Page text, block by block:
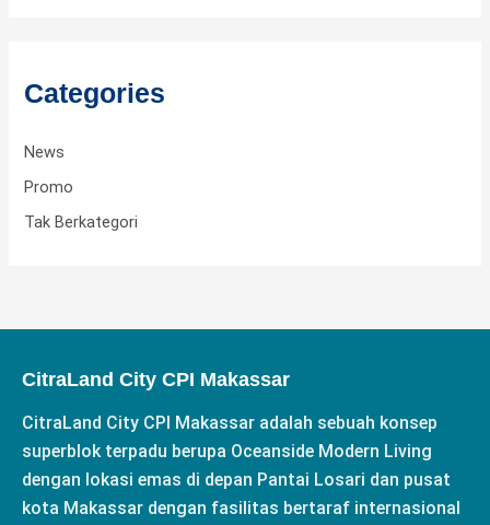
Categories
News
Promo
Tak Berkategori
CitraLand City CPI Makassar
CitraLand City CPI Makassar adalah sebuah konsep
superblok terpadu berupa Oceanside Modern Living
dengan lokasi emas di depan Pantai Losari dan pusat
kota Makassar dengan fasilitas bertaraf internasional